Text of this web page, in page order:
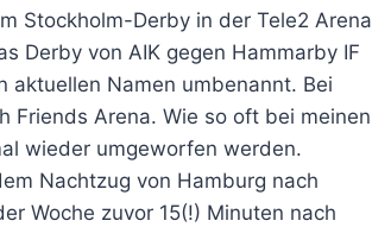
Stockholm-Derby in der Tele2 Arena
Derby von AIK gegen Hammarby IF
aktuellen Namen umbenannt. Bei
Friends Arena. Wie so oft bei meinen
wieder umgeworfen werden.
Nachtzug von Hamburg nach
Woche zuvor 15(!) Minuten nach